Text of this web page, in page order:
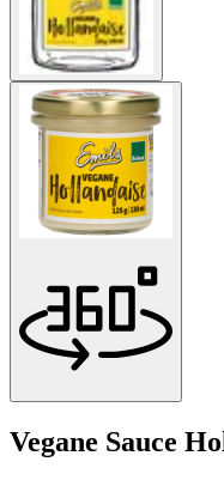
Vegane Sauce